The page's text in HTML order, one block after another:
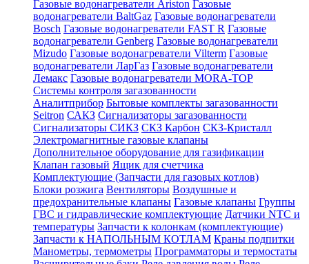
Газовые водонагреватели Ariston Газовые
водонагреватели BaltGaz Газовые водонагреватели
Bosch Газовые водонагреватели FAST R Газовые
водонагреватели Genberg Газовые водонагреватели
Mizudo Газовые водонагреватели Vilterm Газовые
водонагреватели ЛарГаз Газовые водонагреватели
Лемакс Газовые водонагреватели MORA-TOP
Системы контроля загазованности
Аналитприбор Бытовые комплекты загазованности
Seitron САКЗ Сигнализаторы загазованности
Сигнализаторы СИКЗ СКЗ Карбон СКЗ-Кристалл
Электромагнитные газовые клапаны
Дополнительное оборудование для газификации
Клапан газовый Ящик для счетчика
Комплектующие (Запчасти для газовых котлов)
Блоки розжига Вентиляторы Воздушные и
предохранительные клапаны Газовые клапаны Группы
ГВС и гидравлические комплектующие Датчики NTC и
температуры Запчасти к колонкам (комплектующие)
Запчасти к НАПОЛЬНЫМ КОТЛАМ Краны подпитки
Манометры, термометры Программаторы и термостаты